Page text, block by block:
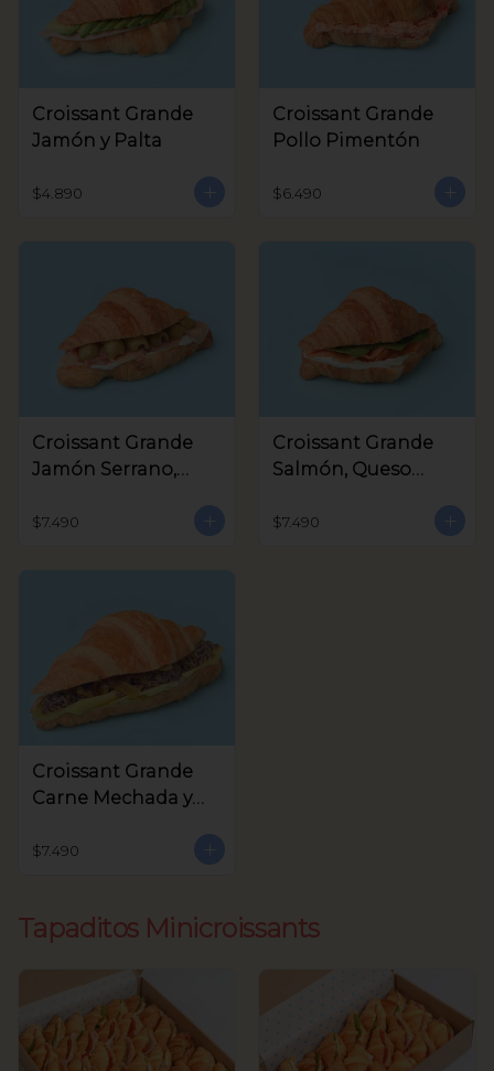
Croissant Grande
Jamón y Palta
$4.890
Croissant Grande
Pollo Pimentón
$6.490
Croissant Grande
Jamón Serrano,
Aceitunas Verdes
$7.490
Croissant Grande
Salmón, Queso
$7.490
Croissant Grande
Carne Mechada y
$7.490
Tapaditos Minicroissants